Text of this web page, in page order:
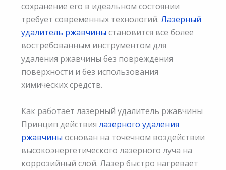
сохранение его в идеальном состоянии
требует современных технологий. Лазерный
удалитель ржавчины становится все более
востребованным инструментом для
удаления ржавчины без повреждения
поверхности и без использования
химических средств.
Как работает лазерный удалитель ржавчины
Принцип действия лазерного удаления
ржавчины основан на точечном воздействии
высокоэнергетического лазерного луча на
коррозийный слой. Лазер быстро нагревает